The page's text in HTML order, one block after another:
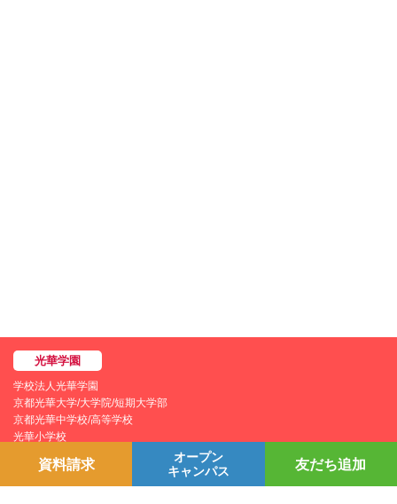
学校法人光華学園
京都光華大学/大学院/短期大学部
京都光華中学校/高等学校
光華小学校
資料請求
オープン
キャンパス
友だち追加